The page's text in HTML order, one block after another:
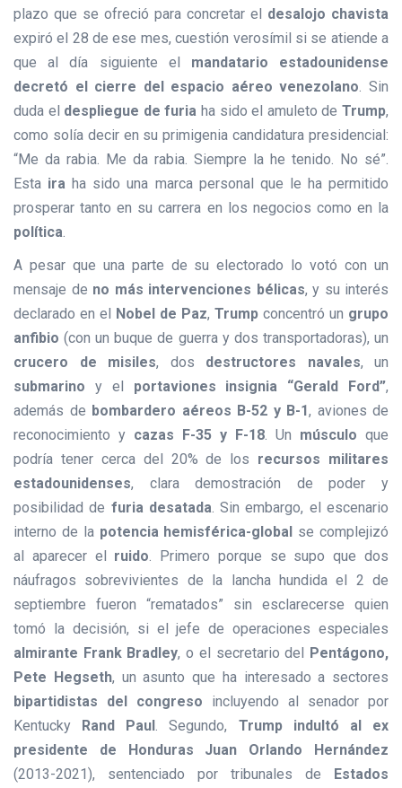
plazo que se ofreció para concretar el desalojo chavista
expiró el 28 de ese mes, cuestión verosímil si se atiende a
que al día siguiente el mandatario estadounidense
decretó el cierre del espacio aéreo venezolano. Sin
duda el despliegue de furia ha sido el amuleto deTrump,
como solía decir en su primigenia candidatura presidencial:
“Me da rabia. Me da rabia. Siempre la he tenido. No sé”.
Esta ira ha sido una marca personal que le ha permitido
prosperar tanto en su carrera en los negocios como en la
política.
A pesar que una parte de su electorado lo votó con un
mensaje de no más intervenciones bélicas, y su interés
declarado en el
Nobel de Paz, Trump concentró un grupo
anfibio (con un buque de guerra y dos transportadoras), un
crucero de misiles, dos destructores navales, un
submarino y el portaviones insignia “Gerald Ford”,
además de bombardero aéreos B-52 y B-1, aviones de
reconocimiento y cazas F-35 y F-18. Un músculo que
podría tener cerca del 20% de los recursos militares
estadounidenses, clara demostración de poder y
posibilidad de furia desatada. Sin embargo, el escenario
interno de la potencia hemisférica-global se complejizó
al aparecer el ruido. Primero porque se supo que dos
náufragos sobrevivientes de la lancha hundida el 2 de
septiembre fueron “rematados” sin esclarecerse quien
tomó la decisión, si el jefe de operaciones especiales
almirante Frank Bradley, o el secretario del
Pentágono,
Pete Hegseth, un asunto que ha interesado a sectores
bipartidistas del congreso incluyendo al senador por
Kentucky
Rand Paul. Segundo, Trump indultó al ex
presidente de Honduras Juan Orlando Hernández
(2013-2021), sentenciado por tribunales de
Estados